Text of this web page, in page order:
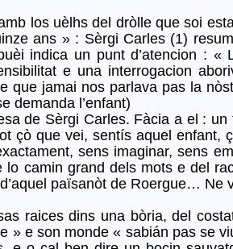
los uèlhs del dròlle que soi
ans » : Sèrgi Carles (1)
indica un punt d’atencion : «
e una interrogacion
que jamai nos parlava pas la
demanda l’enfant)
de Sèrgi Carles. Fàcia a el :
çò que vei, sentís aquel enfant,
sens imaginar, sens
lo camin grand dels mots e del
païsanòt de Roergue… Ne
raices dins una bòria, del
» e son monde « sabián pas se